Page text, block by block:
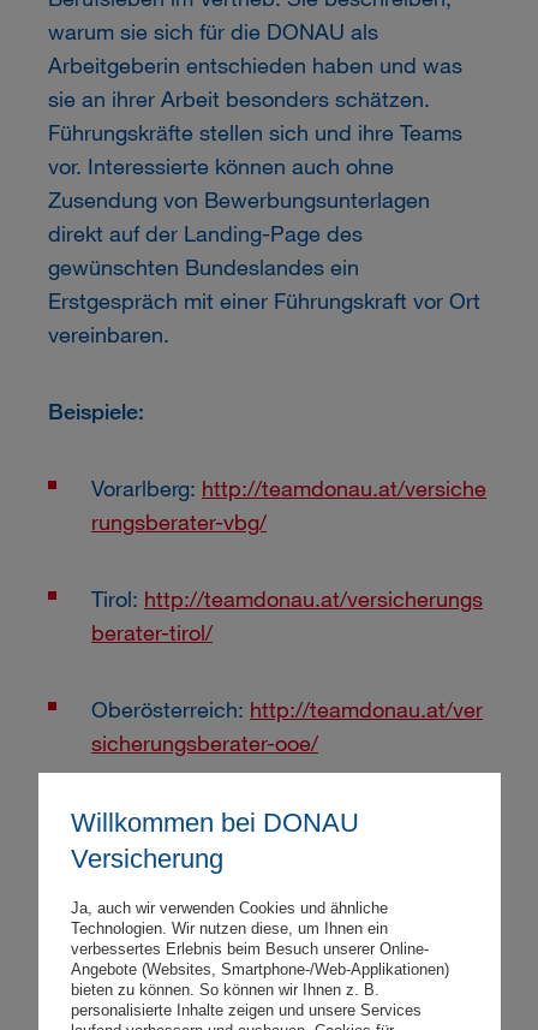
Willkommen bei DONAU
Versicherung
Ja, auch wir verwenden Cookies und ähnliche
Technologien. Wir nutzen diese, um Ihnen ein
verbessertes Erlebnis beim Besuch unserer Online-
Angebote (Websites, Smartphone-/Web-Applikationen)
bieten zu können. So können wir Ihnen z. B.
personalisierte Inhalte zeigen und unsere Services
warum sie sich für die DONAU als
Arbeitgeberin entschieden haben und was
sie an ihrer Arbeit besonders schätzen.
Führungskräfte stellen sich und ihre Teams
vor. Interessierte können auch ohne
Zusendung von Bewerbungsunterlagen
direkt auf der Landing-Page des
gewünschten Bundeslandes ein
Erstgespräch mit einer Führungskraft vor Ort
vereinbaren.
Beispiele:
Vorarlberg: http://teamdonau.at/versiche
rungsberater-vbg/
Tirol: http://teamdonau.at/versicherungs
berater-tirol/
Oberösterreich: http://teamdonau.at/ver
sicherungsberater-ooe/
Kärnten:http://teamdonau.at/versicheru
ngsberater-ktn/
Steiermark:http://teamdonau.at/versich
erungsberater-stmk/